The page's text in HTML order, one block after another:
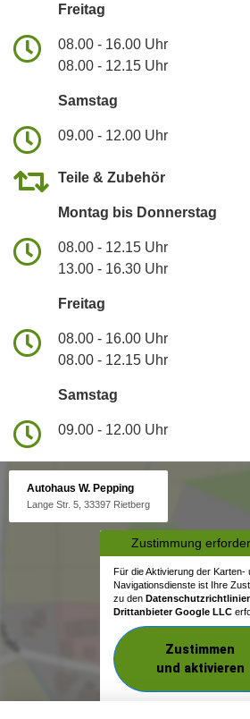
Freitag
08.00 - 16.00 Uhr
08.00 - 12.15 Uhr
Samstag
09.00 - 12.00 Uhr
Teile & Zubehör
Montag bis Donnerstag
08.00 - 12.15 Uhr
13.00 - 16.30 Uhr
Freitag
08.00 - 16.00 Uhr
08.00 - 12.15 Uhr
Samstag
09.00 - 12.00 Uhr
Autohaus W. Pepping
Lange Str. 5, 33397 Rietberg
Zustimmung
Für die Aktivierung der Karten-
Navigationsdienste ist Ihre
zu den
Drittanbieter Google LLC
Zustimmen
und aktivieren